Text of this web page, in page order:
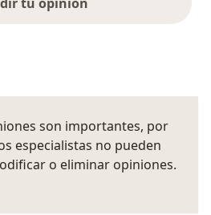
son importantes, por
especialistas no pueden
o eliminar opiniones.